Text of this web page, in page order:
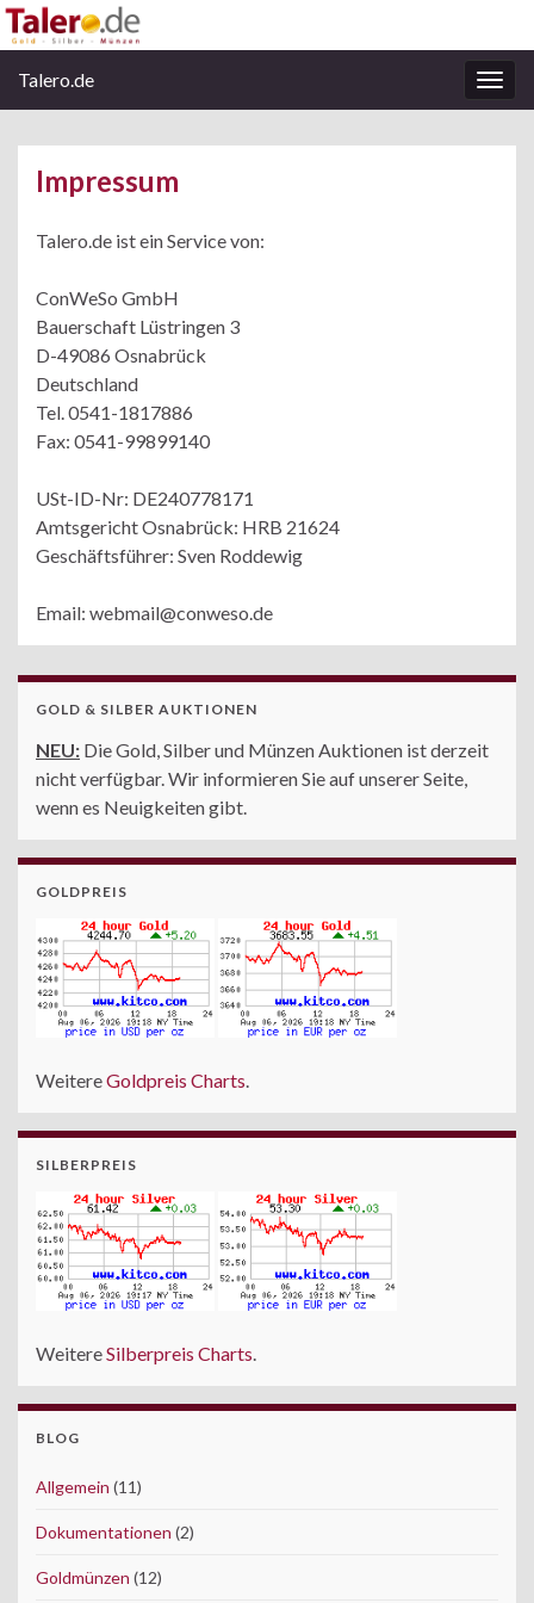
Talero.de
Impressum
Talero.de ist ein Service von:
ConWeSo GmbH
Bauerschaft Lüstringen 3
D-49086 Osnabrück
Deutschland
Tel. 0541-1817886
Fax: 0541-99899140
USt-ID-Nr: DE240778171
Amtsgericht Osnabrück: HRB 21624
Geschäftsführer: Sven Roddewig
Email: webmail@conweso.de
GOLD & SILBER AUKTIONEN
NEU: Die Gold, Silber und Münzen Auktionen ist derzeit
nicht verfügbar. Wir informieren Sie auf unserer Seite,
wenn es Neuigkeiten gibt.
GOLDPREIS
WeitereGoldpreis Charts.
SILBERPREIS
WeitereSilberpreis Charts.
BLOG
Allgemein (11)
Dokumentationen (2)
Goldmünzen (12)